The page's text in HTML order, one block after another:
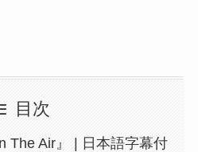
目次
The Air』 | 日本語字幕付